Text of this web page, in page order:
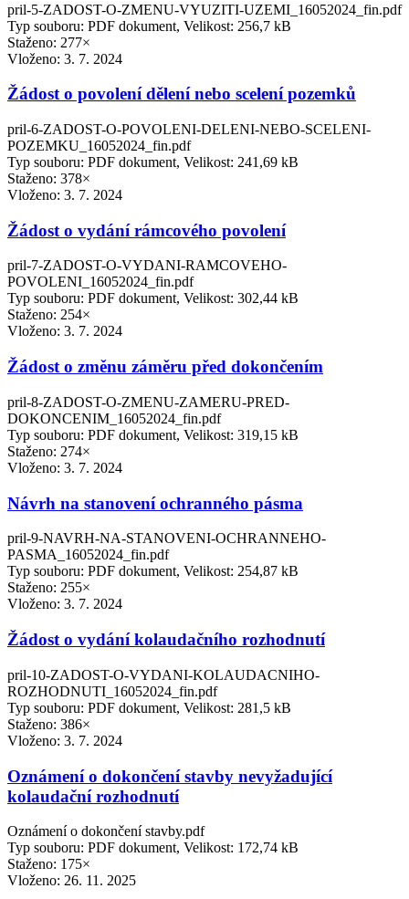
pril-5-ZADOST-O-ZMENU-VYUZITI-UZEMI_16052024_fin.pdf
Typ souboru: PDF dokument, Velikost: 256,7 kB
Staženo: 277×
Vloženo: 3. 7. 2024
Žádost o povolení dělení nebo scelení pozemků
pril-6-ZADOST-O-POVOLENI-DELENI-NEBO-SCELENI-
POZEMKU_16052024_fin.pdf
Typ souboru: PDF dokument, Velikost: 241,69 kB
Staženo: 378×
Vloženo: 3. 7. 2024
Žádost o vydání rámcového povolení
pril-7-ZADOST-O-VYDANI-RAMCOVEHO-
POVOLENI_16052024_fin.pdf
Typ souboru: PDF dokument, Velikost: 302,44 kB
Staženo: 254×
Vloženo: 3. 7. 2024
Žádost o změnu záměru před dokončením
pril-8-ZADOST-O-ZMENU-ZAMERU-PRED-
DOKONCENIM_16052024_fin.pdf
Typ souboru: PDF dokument, Velikost: 319,15 kB
Staženo: 274×
Vloženo: 3. 7. 2024
Návrh na stanovení ochranného pásma
pril-9-NAVRH-NA-STANOVENI-OCHRANNEHO-
PASMA_16052024_fin.pdf
Typ souboru: PDF dokument, Velikost: 254,87 kB
Staženo: 255×
Vloženo: 3. 7. 2024
Žádost o vydání kolaudačního rozhodnutí
pril-10-ZADOST-O-VYDANI-KOLAUDACNIHO-
ROZHODNUTI_16052024_fin.pdf
Typ souboru: PDF dokument, Velikost: 281,5 kB
Staženo: 386×
Vloženo: 3. 7. 2024
Oznámení o dokončení stavby nevyžadující
kolaudační rozhodnutí
Oznámení o dokončení stavby.pdf
Typ souboru: PDF dokument, Velikost: 172,74 kB
Staženo: 175×
Vloženo: 26. 11. 2025